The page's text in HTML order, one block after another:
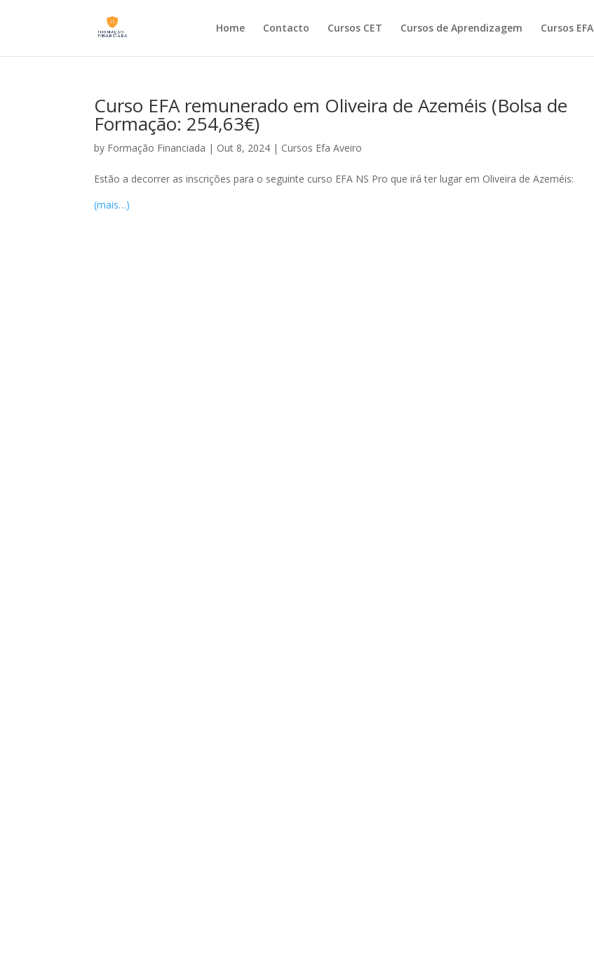
Home Contacto Cursos CET Cursos de Aprendizagem Cursos EFA
Curso EFA remunerado em Oliveira de Azeméis (Bolsa de
Formação: 254,63€)
by Formação Financiada | Out 8, 2024 | Cursos Efa Aveiro
Estão a decorrer as inscrições para o seguinte curso EFA NS Pro que irá ter lugar em Oliveira de Azeméis:
(mais…)